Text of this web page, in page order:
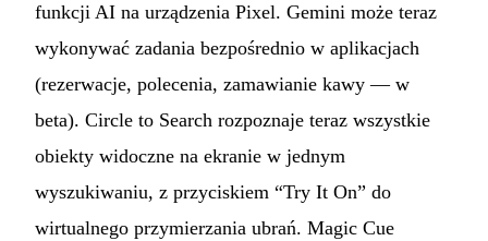
funkcji AI na urządzenia Pixel. Gemini może teraz
wykonywać zadania bezpośrednio w aplikacjach
(rezerwacje, polecenia, zamawianie kawy — w
beta). Circle to Search rozpoznaje teraz wszystkie
obiekty widoczne na ekranie w jednym
wyszukiwaniu, z przyciskiem “Try It On” do
wirtualnego przymierzania ubrań. Magic Cue